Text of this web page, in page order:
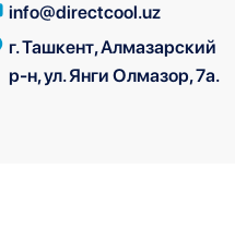
info@directcool.uz
г. Ташкент, Алмазарский
р-н, ул. Янги Олмазор, 7а.